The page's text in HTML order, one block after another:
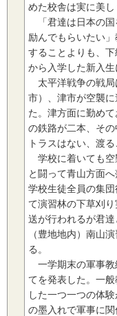
めた校舎は実に美
「君達は日本の国
励んでもらいたい
することよりも、
から入学した新入
太平洋戦争の戦局
市）、津市が空襲
た。津方面に勤め
の鉄路が二本、そ
トラスはない、渡
学校に着いても空
と闘って青山方面
学校生徒全員の集
て演習林の下草刈
送が行われるが君
（豊地地内）南山
る。
一学期末の軍事教
てを発表した。一
した一つ一つの体
の墨入れで軍事に関